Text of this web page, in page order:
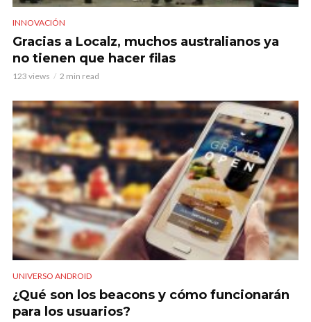
INNOVACIÓN
Gracias a Localz, muchos australianos ya
no tienen que hacer filas
123 views 2 min read
UNIVERSO ANDROID
¿Qué son los beacons y cómo funcionarán
para los usuarios?